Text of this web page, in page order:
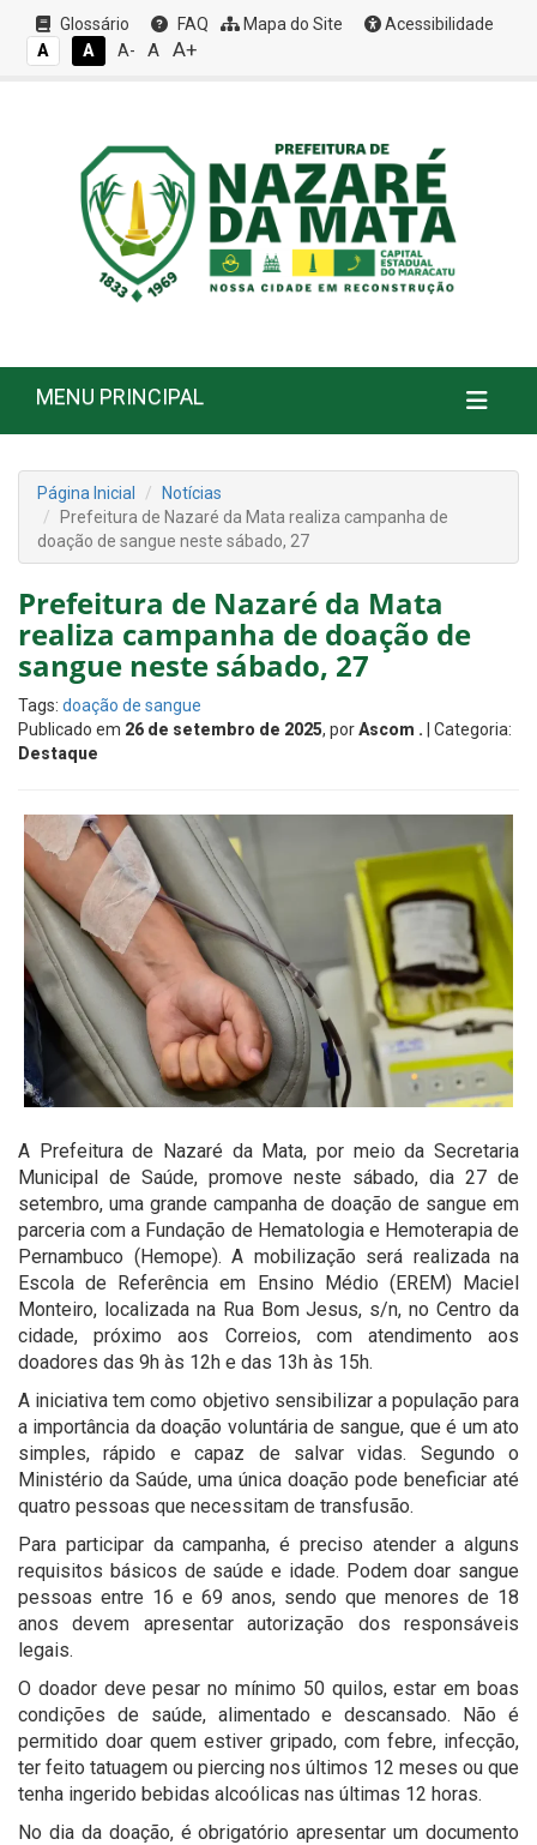
Glossário FAQ Mapa do Site
Acessibilidade
A
A A- A A+
MENU PRINCIPAL
Página Inicial
Notícias
Prefeitura de Nazaré da Mata realiza campanha de
doação de sangue neste sábado, 27
Prefeitura de Nazaré da Mata
realiza campanha de doação de
sangue neste sábado, 27
Tags: doação de sangue
Publicado em 26 de setembro de 2025, porAscom . | Categoria:
Destaque
A Prefeitura de Nazaré da Mata, por meio da Secretaria
Municipal de Saúde, promove neste sábado, dia 27 de
setembro, uma grande campanha de doação de sangue em
parceria com a Fundação de Hematologia e Hemoterapia de
Pernambuco (Hemope). A mobilização será realizada na
Escola de Referência em Ensino Médio (EREM) Maciel
Monteiro, localizada na Rua Bom Jesus, s/n, no Centro da
cidade, próximo aos Correios, com atendimento aos
doadores das 9h às 12h e das 13h às 15h.
A iniciativa tem como objetivo sensibilizar a população para
a importância da doação voluntária de sangue, que é um ato
simples, rápido e capaz de salvar vidas. Segundo o
Ministério da Saúde, uma única doação pode beneficiar até
quatro pessoas que necessitam de transfusão.
Para participar da campanha, é preciso atender a alguns
requisitos básicos de saúde e idade. Podem doar sangue
pessoas entre 16 e 69 anos, sendo que menores de 18
anos devem apresentar autorização dos responsáveis
legais.
O doador deve pesar no mínimo 50 quilos, estar em boas
condições de saúde, alimentado e descansado. Não é
permitido doar quem estiver gripado, com febre, infecção,
ter feito tatuagem ou piercing nos últimos 12 meses ou que
tenha ingerido bebidas alcoólicas nas últimas 12 horas.
No dia da doação, é obrigatório apresentar um documento